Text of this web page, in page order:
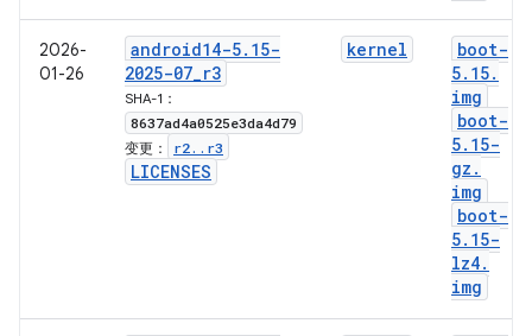
2026-
01-26
android14-5. 15-
2025-07_r3
SHA-1：
8637ad4a0525e3da4d79
变更： r2. . r3
LICENSES
kernel
boot-
5. 15.
img
boot-
5. 15-
gz .
img
boot-
5. 15-
lz4.
img